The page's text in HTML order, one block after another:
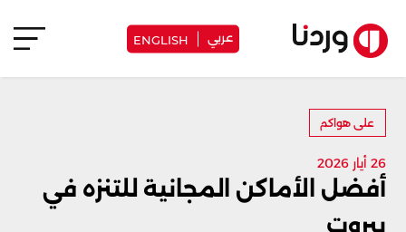
عربي ENGLISH
على هواكم
26 أيار 2026
أفضل الأماكن المجانية للتنزه في
بيروت